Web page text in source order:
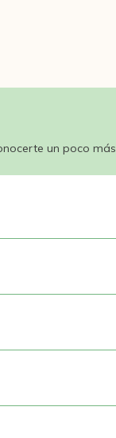
un poco más